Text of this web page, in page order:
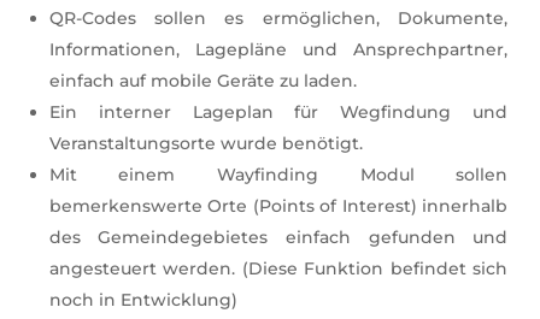
QR-Codes sollen es ermöglichen, Dokumente,
Informationen, Lagepläne und Ansprechpartner,
einfach auf mobile Geräte zu laden.
Ein interner Lageplan für Wegfindung und
Veranstaltungsorte wurde benötigt.
Mit einem Wayfinding Modul sollen
bemerkenswerte Orte (Points of Interest) innerhalb
des Gemeindegebietes einfach gefunden und
angesteuert werden. (Diese Funktion befindet sich
noch in Entwicklung)